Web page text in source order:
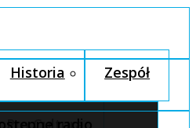
Historia Zespół
Pro Cultura
radio